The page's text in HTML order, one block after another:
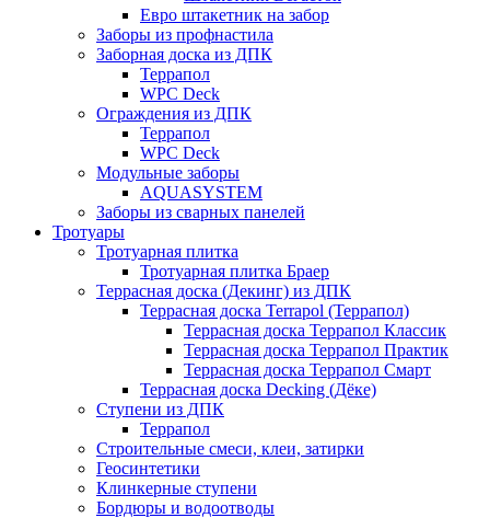
Евро штакетник на забор
Заборы из профнастила
Заборная доска из ДПК
Террапол
WPC Deck
Ограждения из ДПК
Террапол
WPC Deck
Модульные заборы
AQUASYSTEM
Заборы из сварных панелей
Тротуары
Тротуарная плитка
Тротуарная плитка Браер
Террасная доска (Декинг) из ДПК
Террасная доска Terrapol (Террапол)
Террасная доска Террапол Классик
Террасная доска Террапол Практик
Террасная доска Террапол Смарт
Террасная доска Decking (Дёке)
Ступени из ДПК
Террапол
Строительные смеси, клеи, затирки
Геосинтетики
Клинкерные ступени
Бордюры и водоотводы